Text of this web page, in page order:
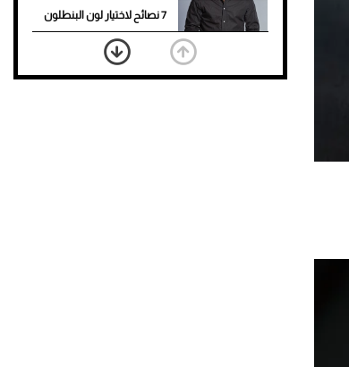
7 نصائح لاختيار لون البنطلون
المناسب للقميص الأسود
نرى المستقبل من خلال